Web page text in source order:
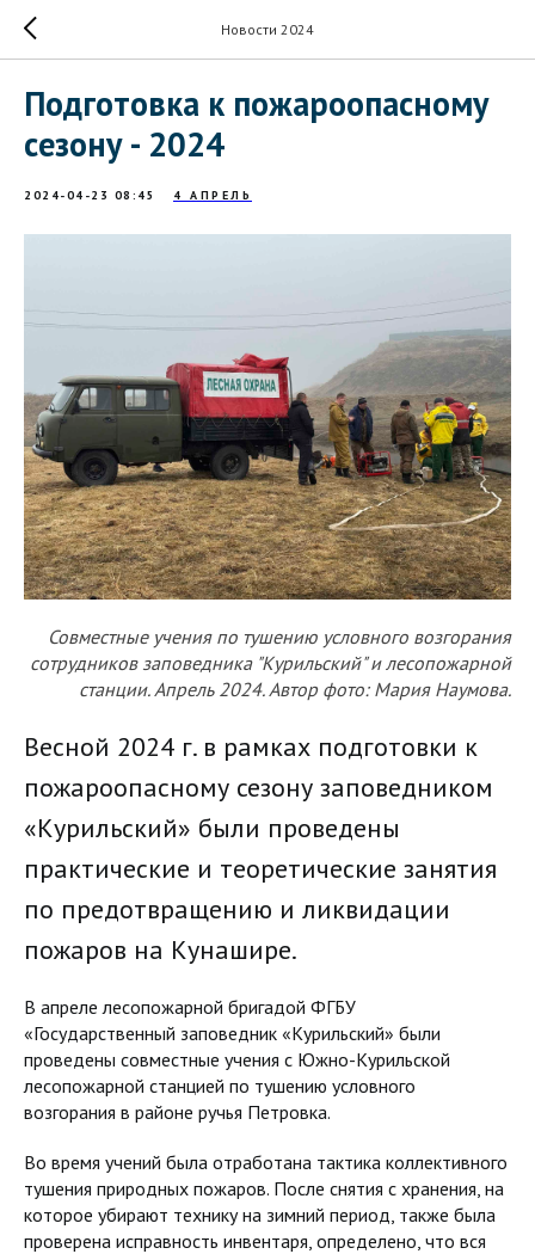
Новости 2024
Подготовка к пожароопасному
сезону - 2024
2024-04-23 08:45 4 АПРЕЛЬ
Совместные учения по тушению условного возгорания
сотрудников заповедника "Курильский" и лесопожарной
станции. Апрель 2024. Автор фото: Мария Наумова.
Весной 2024 г. в рамках подготовки к
пожароопасному сезону заповедником
«Курильский» были проведены
практические и теоретические занятия
по предотвращению и ликвидации
пожаров на Кунашире.
В апреле лесопожарной бригадой ФГБУ
«Государственный заповедник «Курильский» были
проведены совместные учения с Южно-Курильской
лесопожарной станцией по тушению условного
возгорания в районе ручья Петровка.
Во время учений была отработана тактика коллективного
тушения природных пожаров. После снятия с хранения, на
которое убирают технику на зимний период, также была
проверена исправность инвентаря, определено, что вся